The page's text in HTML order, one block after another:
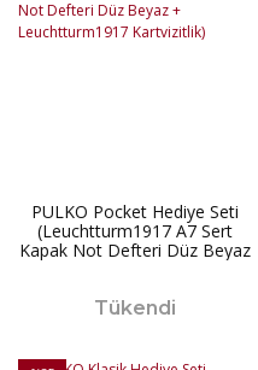
PULKO Pocket Hediye Seti
(Leuchtturm1917 A7 Sert
Kapak Not Defteri Düz Beyaz
Tükendi